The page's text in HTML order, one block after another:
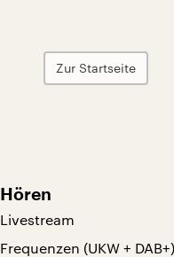
Zur Startseite
Hören
Livestream
Frequenzen (UKW + DAB+)